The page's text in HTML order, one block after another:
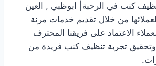
كنب في الرحبة| ابوظبي , العين
لعملائها من خلال تقديم خدمات مرنة
الاعتماد على فريقنا المحترف
وتحقيق تجربة تنظيف كنب فريدة من